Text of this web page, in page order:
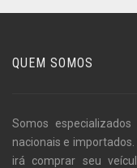
QUEM SOMOS
Somos
nacionais e
irá comprar seu